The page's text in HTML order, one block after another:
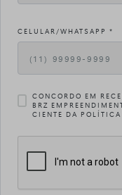
CELULAR/WHATSAPP *
CONCORDO EM
BRZ
CIENTE DA